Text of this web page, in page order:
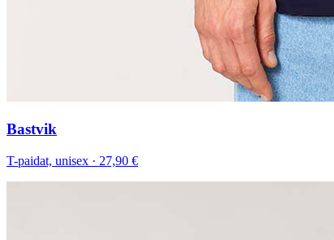
Bastvik
T-paidat, unisex · 27,90 €